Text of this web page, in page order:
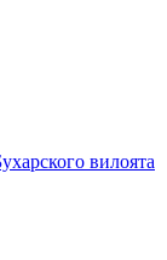
вилоята